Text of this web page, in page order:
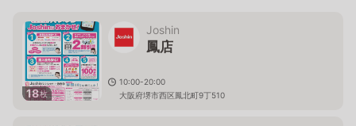
18枚
Joshin
鳳店
10:00-20:00
大阪府堺市西区鳳北町9丁510